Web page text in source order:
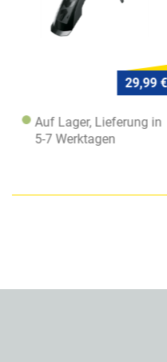
29,99 €
Auf Lager, Lieferung in
5-7 Werktagen